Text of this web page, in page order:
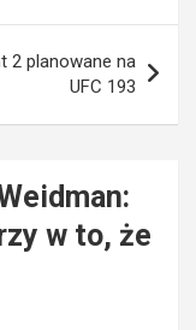
2 planowane na
UFC 193
w to, że